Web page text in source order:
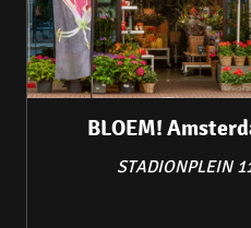
BLOEM!
STADIONPLEIN